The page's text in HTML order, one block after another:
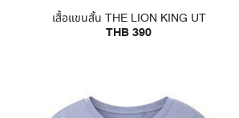
เสื้อแขนสั้น THE LION KING UT
THB 390